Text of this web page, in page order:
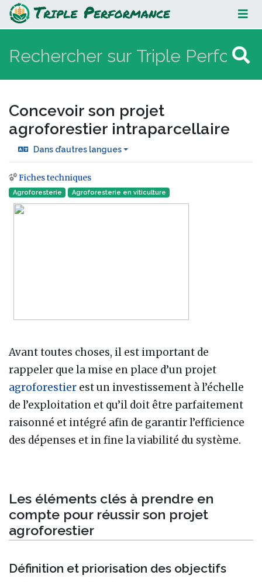
Concevoir son projet agroforestier
intraparcellaire
Concevoir son projet
agroforestier intraparcellaire
Dans d’autres langues
Aller à :navigation
Fiches techniques
Agroforesterie Agroforesterie en viticulture
Avant toutes choses, il est important de
rappeler que la mise en place d’un projet
agroforestier est un investissement à l’échelle
de l’exploitation et qu’il doit être parfaitement
raisonné et intégré afin de garantir l’efficience
des dépenses et in fine la viabilité du système.
Les éléments clés à prendre en
compte pour réussir son projet
agroforestier
Définition et priorisation des objectifs